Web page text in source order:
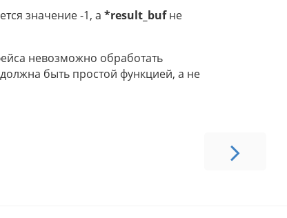
значение -1, а *result_bufне
невозможно обработать
быть простой функцией, а не